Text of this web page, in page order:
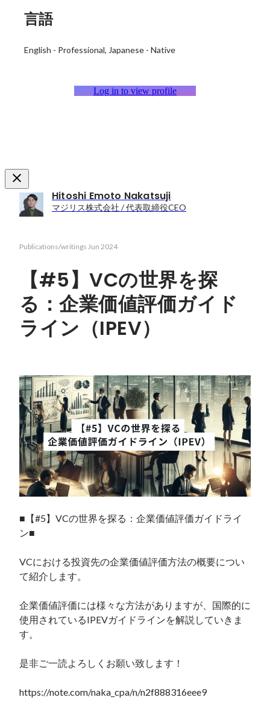
言語
English - Professional Japanese - Native
Log in to view profile
Hitoshi Emoto Nakatsuji
マジリス株式会社 / 代表取締役CEO
Publications/writings Jun 2024
【#5】VCの世界を探
る：企業価値評価ガイド
ライン（IPEV）
■【#5】VCの世界を探る：企業価値評価ガイドライ
ン■
VCにおける投資先の企業価値評価方法の概要につい
て紹介します。
企業価値評価には様々な方法がありますが、国際的に
使用されているIPEVガイドラインを解説していきま
す。
是非ご一読よろしくお願い致します！
https://note.com/naka_cpa/n/n2f888316eee9